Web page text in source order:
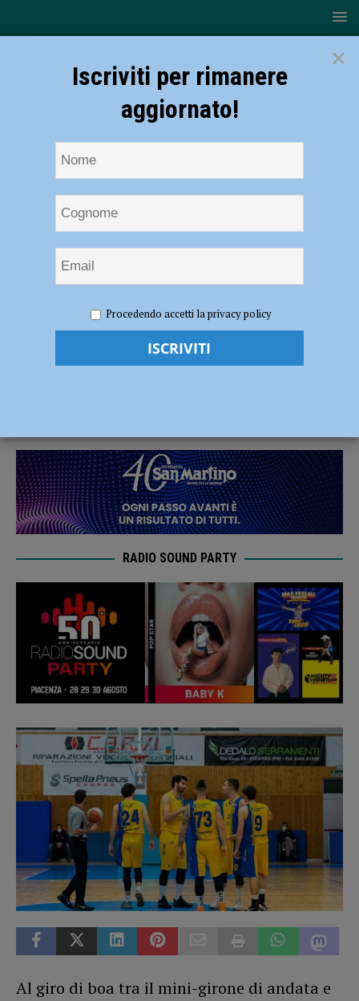
Bees: contro la JuVi Cremona ora si vuole fare bottino pieno
Fiorenzuola Bees: contro la JuVi Cremona
RADIO SOUND PARTY
Al giro di boa tra il mini-girone di andata e
×
Iscriviti per rimanere
aggiornato!
Procedendo accetti la privacy policy